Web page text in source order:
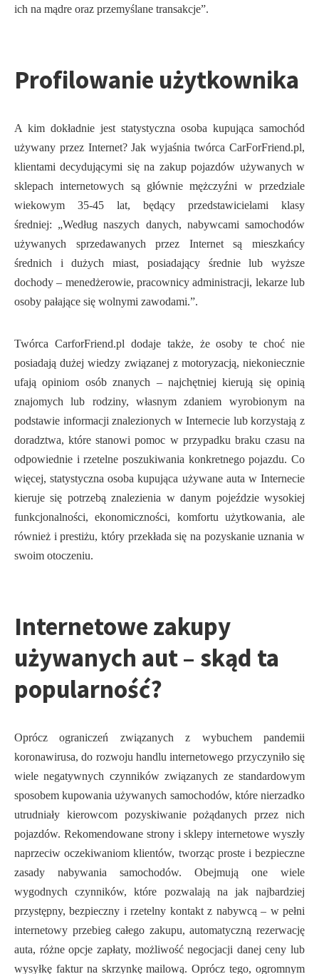
ich na mądre oraz przemyślane transakcje”.
Profilowanie użytkownika
A kim dokładnie jest statystyczna osoba kupująca samochód
używany przez Internet? Jak wyjaśnia twórca CarForFriend.pl,
klientami decydującymi się na zakup pojazdów używanych w
sklepach internetowych są głównie mężczyźni w przedziale
wiekowym 35-45 lat, będący przedstawicielami klasy
średniej: „Według naszych danych, nabywcami samochodów
używanych sprzedawanych przez Internet są mieszkańcy
średnich i dużych miast, posiadający średnie lub wyższe
dochody – menedżerowie, pracownicy administracji, lekarze lub
osoby pałające się wolnymi zawodami.”.
Twórca CarforFriend.pl dodaje także, że osoby te choć nie
posiadają dużej wiedzy związanej z motoryzacją, niekoniecznie
ufają opiniom osób znanych – najchętniej kierują się opinią
znajomych lub rodziny, własnym zdaniem wyrobionym na
podstawie informacji znalezionych w Internecie lub korzystają z
doradztwa, które stanowi pomoc w przypadku braku czasu na
odpowiednie i rzetelne poszukiwania konkretnego pojazdu. Co
więcej, statystyczna osoba kupująca używane auta w Internecie
kieruje się potrzebą znalezienia w danym pojeździe wysokiej
funkcjonalności, ekonomiczności, komfortu użytkowania, ale
również i prestiżu, który przekłada się na pozyskanie uznania w
swoim otoczeniu.
Internetowe zakupy
używanych aut – skąd ta
popularność?
Oprócz ograniczeń związanych z wybuchem pandemii
koronawirusa, do rozwoju handlu internetowego przyczyniło się
wiele negatywnych czynników związanych ze standardowym
sposobem kupowania używanych samochodów, które nierzadko
utrudniały kierowcom pozyskiwanie pożądanych przez nich
pojazdów. Rekomendowane strony i sklepy internetowe wyszły
naprzeciw oczekiwaniom klientów, tworząc proste i bezpieczne
zasady nabywania samochodów. Obejmują one wiele
wygodnych czynników, które pozwalają na jak najbardziej
przystępny, bezpieczny i rzetelny kontakt z nabywcą – w pełni
internetowy przebieg całego zakupu, automatyczną rezerwację
auta, różne opcje zapłaty, możliwość negocjacji danej ceny lub
wysyłkę faktur na skrzynkę mailową. Oprócz tego, ogromnym